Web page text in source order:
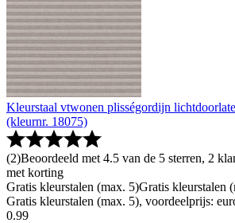
Kleurstaal vtwonen plisségordijn
(kleurnr. 18075)
(2)Beoordeeld met 4.5 van de 5 sterren, 2
met korting
Gratis kleurstalen (max. 5)Gratis kleurstalen
Gratis kleurstalen (max. 5), voordeelprijs:
0.99